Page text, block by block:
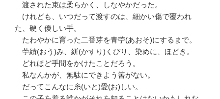
渡された束は柔らかく、しなやかだった。
けれども、いつだって渡すのは、細かい傷で覆われ
た、硬く優しい手。
たわやかに育った二番芽を青苧(あおそ)にするまで。
苧績(おう)み、絣(かすり)くびり、染めに、ほどき。
どれほど手間をかけたことだろう。
私なんかが、無駄にできよう筈がない。
だってこんなに糸(いと)愛(お)しい。